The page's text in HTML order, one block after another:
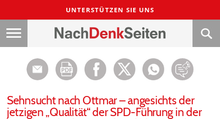
UNTERSTÜTZEN SIE UNS
Sehnsucht nach Ottmar – angesichts der
jetzigen „Qualität“ der SPD-Führung in der